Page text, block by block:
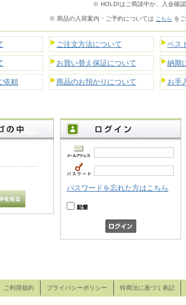
※ HOLD!はご商談中か、入金確
※ 商品の入荷案内・ご予約については こちら を
ご注文方法について ベス
お買い替え保証について 納期
依頼 商品のお預かりについて お手
パスワードを忘れた方はこちら
ご利用規約 プライバシーポリシー 特商法に基づく表記